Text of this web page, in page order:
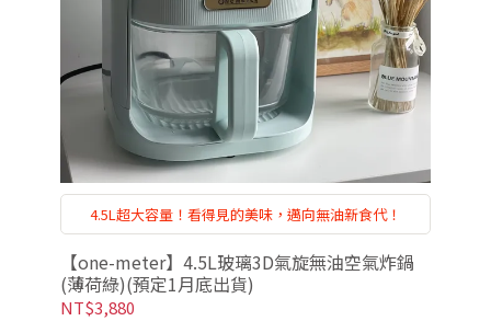
4.5L超大容量！看得見的美味，邁向無油新食代！
【one-meter】4.5L玻璃3D氣旋無油空氣炸鍋
(薄荷綠)(預定1月底出貨)
NT$3,880